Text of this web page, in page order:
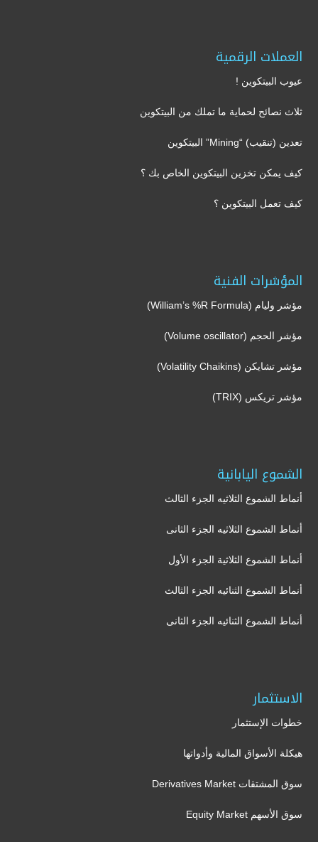
العملات الرقمية
عيوب البيتكوين !
ثلاث نصائح لحماية ما تملك من البيتكوين
تعدين (تنقيب) “Mining” البيتكوين
كيف يمكن تخزين البيتكوين الخاص بك ؟
كيف تعمل البيتكوين ؟
المؤشرات الفنية
مؤشر وليام (William’s %R Formula)
مؤشر الحجم (Volume oscillator)
مؤشر تشايكن (Volatility Chaikins)
مؤشر تريكس (TRIX)
الشموع اليابانية
أنماط الشموع الثلاثيه الجزء الثالث
أنماط الشموع الثلاثيه الجزء الثانى
أنماط الشموع الثلاثية الجزء الأول
أنماط الشموع الثنائيه الجزء الثالث
أنماط الشموع الثنائيه الجزء الثانى
الاستثمار
خطوات الإستثمار
هيكلة الأسواق المالية وأدواتها
سوق المشتقات Derivatives Market
سوق الأسهم Equity Market